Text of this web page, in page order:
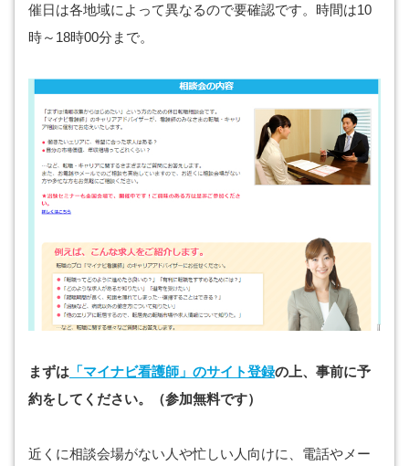
催日は各地域によって異なるので要確認です。時間は10
時～18時00分まで。
まずは 「マイナビ看護師」のサイト登録の上、事前に予
約をしてください。（参加無料です）
近くに相談会場がない人や忙しい人向けに、電話やメー